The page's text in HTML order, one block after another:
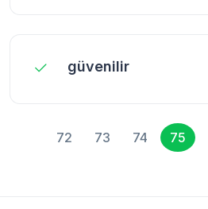
güvenilir
72 73 74 75